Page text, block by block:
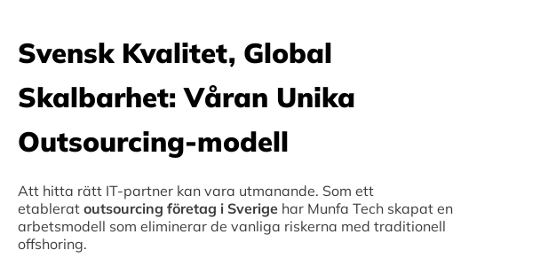
Svensk Kvalitet, Global
Skalbarhet: Våran Unika
Outsourcing-modell
Att hitta rätt IT-partner kan vara utmanande. Som ett
etablerat outsourcing företag i Sverige har Munfa Tech skapat en
arbetsmodell som eliminerar de vanliga riskerna med traditionell
offshoring.